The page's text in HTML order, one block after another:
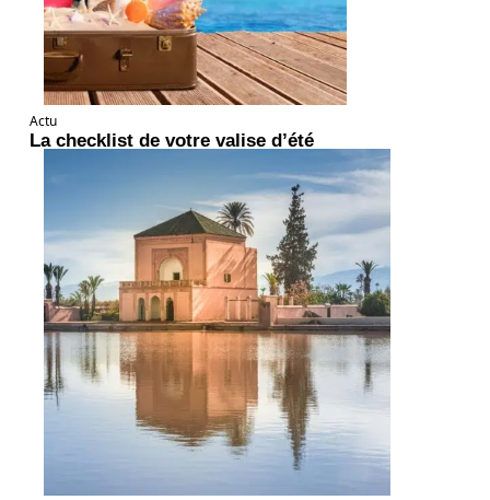
Actu
La checklist de votre valise d’été